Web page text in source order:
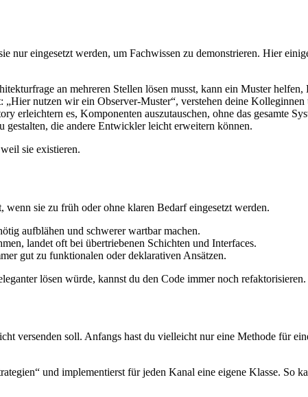
eingesetzt werden, um Fachwissen zu demonstrieren. Hier
an mehreren Stellen lösen musst, kann ein Muster helfen,
„Hier nutzen wir ein Observer-Muster“, verstehen deine
erleichtern es, Komponenten auszutauschen, ohne das gesamte
die andere Entwickler leicht erweitern können.
sie existieren.
wenn sie zu früh oder ohne klaren Bedarf eingesetzt werden.
aufblähen und schwerer wartbar machen.
landet oft bei übertriebenen Schichten und Interfaces.
gut zu funktionalen oder deklarativen Ansätzen.
lösen würde, kannst du den Code immer noch refaktorisieren.
versenden soll. Anfangs hast du vielleicht nur eine Methode für
und implementierst für jeden Kanal eine eigene Klasse. So